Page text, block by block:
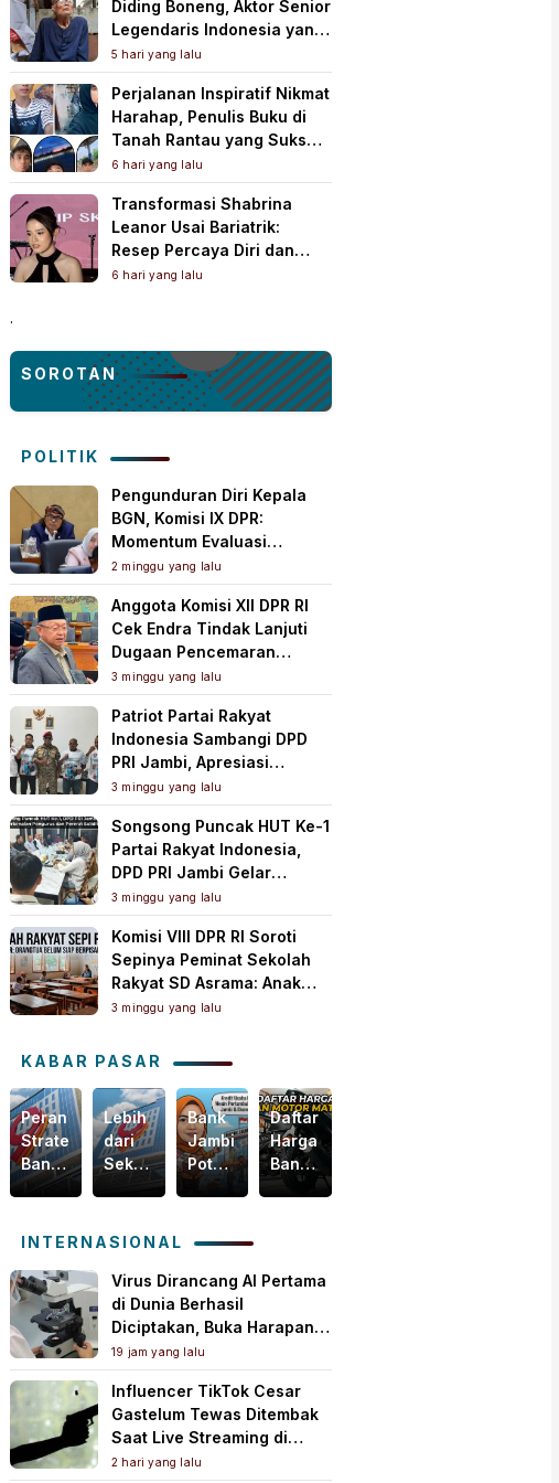
Diding Boneng, Aktor Senior
Legendaris Indonesia yang
Meninggal Dunia
5 hari yang lalu
Perjalanan Inspiratif Nikmat
Harahap, Penulis Buku di
Tanah Rantau yang Sukses
Lewat Karya Best Seller
6 hari yang lalu
Transformasi Shabrina
Leanor Usai Bariatrik:
Resep Percaya Diri dan
Rahasia Body Shaping
6 hari yang lalu
.
SOROTAN
POLITIK
Pengunduran Diri Kepala
BGN, Komisi IX DPR:
Momentum Evaluasi
Menyeluruh Program MBG
2 minggu yang lalu
Anggota Komisi XII DPR RI
Cek Endra Tindak Lanjuti
Dugaan Pencemaran
Lingkungan PT Samudera
Mahkota Mas
3 minggu yang lalu
Patriot Partai Rakyat
Indonesia Sambangi DPD
PRI Jambi, Apresiasi
Kesiapan dan Dukung Asta
Cita Presiden
3 minggu yang lalu
Songsong Puncak HUT Ke-1
Partai Rakyat Indonesia,
DPD PRI Jambi Gelar
Perkenalan Pengurus dan
Pererat Soliditas
3 minggu yang lalu
Komisi VIII DPR RI Soroti
Sepinya Peminat Sekolah
Rakyat SD Asrama: Anak
Masih Butuh Dekat Orang
3 minggu yang lalu
KABAR PASAR
Peran
Strategis
Bank
Jambi
Mengakselerasi
Daerah
Lebih
dari
Sekadar
Bisnis,
Intip
Bank
Jambi
Menebar
Kebaikan
untuk
Masyarakat!
Bank
Jambi
Potensial
Garap
Mesin
Baru
Pertumbuhan
Ekonomi
Daerah
Daftar
Harga
Ban
Motor
Rp150
INTERNASIONAL
Virus Dirancang AI Pertama
di Dunia Berhasil
Diciptakan, Buka Harapan
Pengobatan Baru Sekaligus
Picu Kekhawatiran
19 jam yang lalu
Influencer TikTok Cesar
Gastelum Tewas Ditembak
Saat Live Streaming di
Meksiko, Polisi Selidiki
2 hari yang lalu